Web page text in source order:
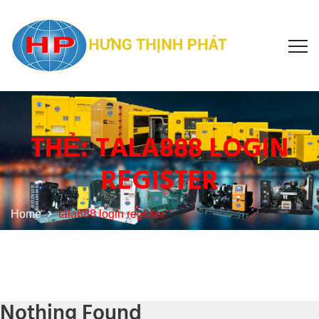
THẺ:TALA888 LOGIN
REGISTER
Home tala888 login register